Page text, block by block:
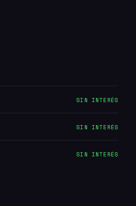
SIN INTERÉS
SIN INTERÉS
SIN INTERÉS